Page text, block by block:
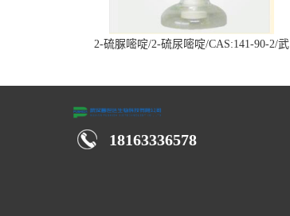
2-硫脲嘧啶/2-硫尿嘧啶/CAS:141-90-2/武
18163336578